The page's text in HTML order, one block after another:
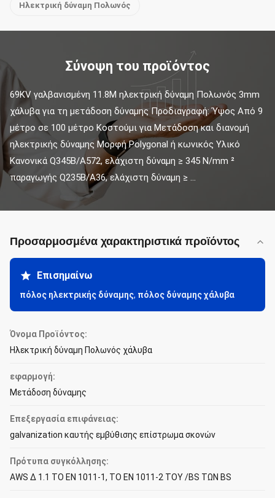
Ηλεκτρική δύναμη Πολωνός
Σύνοψη του προϊόντος
69KV γαλβανισμένη 11.8M ηλεκτρική δύναμη Πολωνός 3mm
χάλυβα για τη μετάδοση δύναμης Προδιαγραφή: Ύψος Από 9
μέτρο σε 100 μέτρο Κοστούμι για Μετάδοση και διανομή
ηλεκτρικής δύναμης Μορφή Polygonal ή κωνικός Υλικό
Κανονικά Q345B/A572, ελάχιστη δύναμη ≥ 345 N/mm ²
παραγωγής Q235B/A36, ελάχιστη δύναμη ≥ ...
Προσαρμοσμένα χαρακτηριστικά προϊόντος
Επισημαίνω
πόλος ηλεκτρικής δύναμης, πόλος δύναμης χάλυβα
Όνομα Προϊόντος:
Ηλεκτρική δύναμη Πολωνός χάλυβα
εφαρμογή:
Μετάδοση δύναμης
Επεξεργασία επιφάνειας:
galvanization καυτής εμβύθισης επίστρωμα σκονών
Πρότυπα συγκόλλησης:
AWS Δ 1.1 ΤΟ EN 1011-1, ΤΟ EN 1011-2 ΤΟΥ /BS ΤΩΝ BS